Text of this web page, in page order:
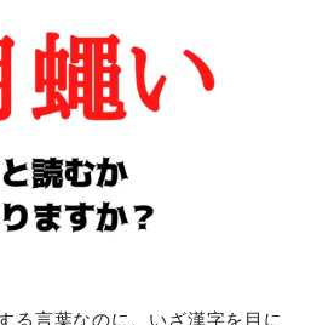
る言葉なのに、いざ漢字を目に